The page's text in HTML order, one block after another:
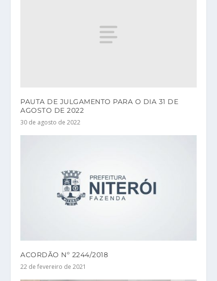
PAUTA DE JULGAMENTO PARA O DIA 31 DE
AGOSTO DE 2022
30 de agosto de 2022
ACORDÃO Nº 2244/2018
22 de fevereiro de 2021